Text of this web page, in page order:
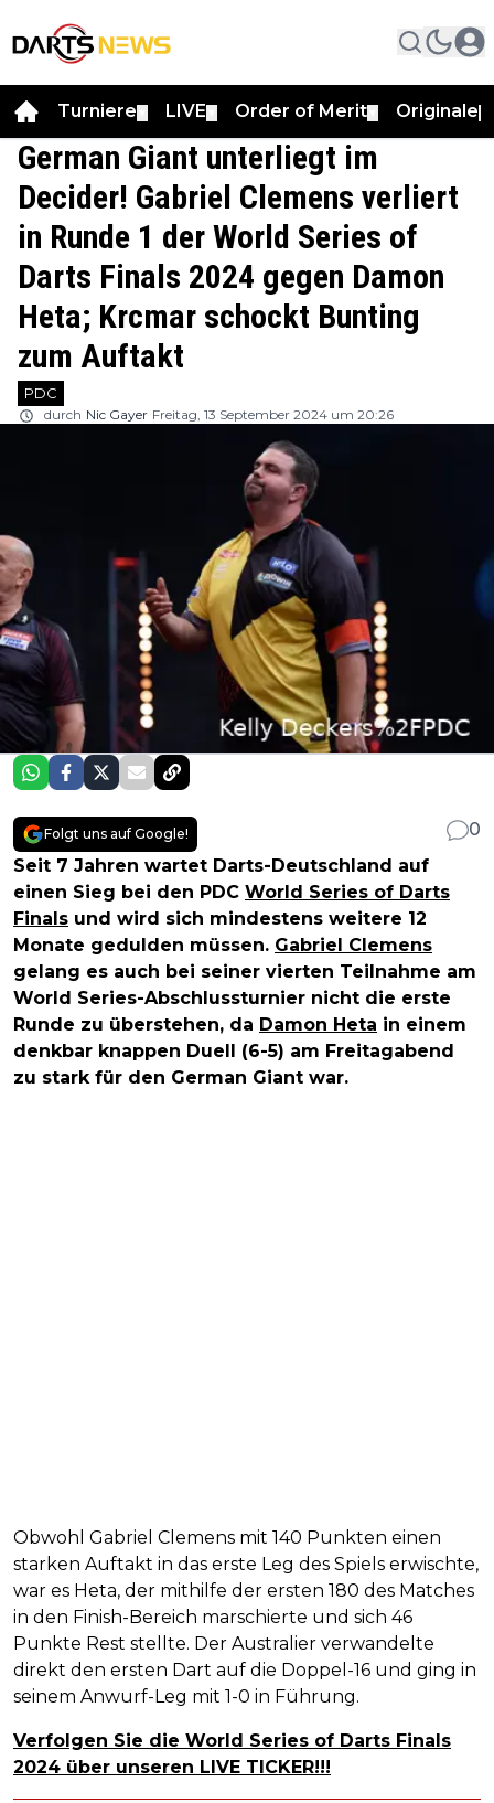
Turniere LIVE Order of Merit Originale
German Giant unterliegt im
Decider! Gabriel Clemens verliert
in Runde 1 der World Series of
Darts Finals 2024 gegen Damon
Heta; Krcmar schockt Bunting
zum Auftakt
PDC
durch Nic Gayer Freitag, 13 September 2024 um 20:26
Folgt uns auf Google!
0
Seit 7 Jahren wartet Darts-Deutschland auf
einen Sieg bei den PDC World Series of Darts
Finals und wird sich mindestens weitere 12
Monate gedulden müssen. Gabriel Clemens
gelang es auch bei seiner vierten Teilnahme am
World Series-Abschlussturnier nicht die erste
Runde zu überstehen, da Damon Heta in einem
denkbar knappen Duell (6-5) am Freitagabend
zu stark für den German Giant war.
Obwohl Gabriel Clemens mit 140 Punkten einen
starken Auftakt in das erste Leg des Spiels erwischte,
war es Heta, der mithilfe der ersten 180 des Matches
in den Finish-Bereich marschierte und sich 46
Punkte Rest stellte. Der Australier verwandelte
direkt den ersten Dart auf die Doppel-16 und ging in
seinem Anwurf-Leg mit 1-0 in Führung.
Verfolgen Sie die World Series of Darts Finals
2024 über unseren LIVE TICKER!!!